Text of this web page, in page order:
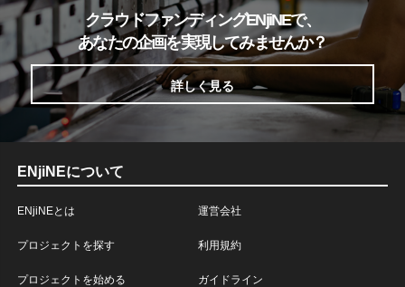
クラウドファンディングENjiNEで、
あなたの企画を実現してみませんか？
詳しく見る
ENjiNEについて
ENjiNEとは
プロジェクトを探す
プロジェクトを始める
運営会社
利用規約
ガイドライン